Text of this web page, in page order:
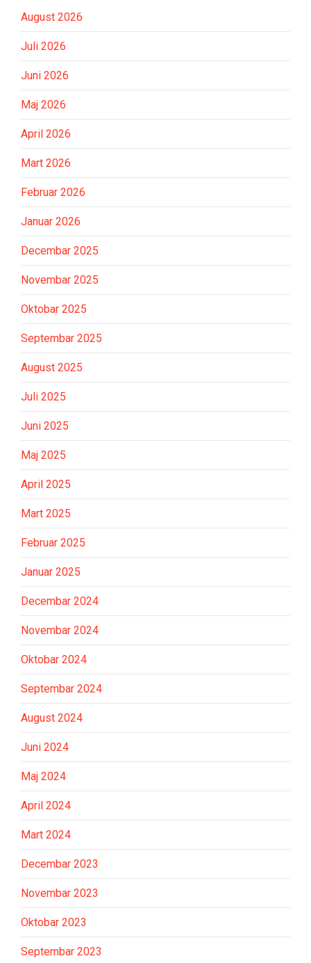
August 2026
Juli 2026
Juni 2026
Maj 2026
April 2026
Mart 2026
Februar 2026
Januar 2026
Decembar 2025
Novembar 2025
Oktobar 2025
Septembar 2025
August 2025
Juli 2025
Juni 2025
Maj 2025
April 2025
Mart 2025
Februar 2025
Januar 2025
Decembar 2024
Novembar 2024
Oktobar 2024
Septembar 2024
August 2024
Juni 2024
Maj 2024
April 2024
Mart 2024
Decembar 2023
Novembar 2023
Oktobar 2023
Septembar 2023